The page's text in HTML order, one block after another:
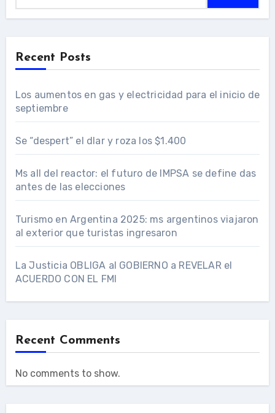
Recent Posts
Los aumentos en gas y electricidad para el inicio de
septiembre
Se “despert” el dlar y roza los $1.400
Ms all del reactor: el futuro de IMPSA se define das
antes de las elecciones
Turismo en Argentina 2025: ms argentinos viajaron
al exterior que turistas ingresaron
La Justicia OBLIGA al GOBIERNO a REVELAR el
ACUERDO CON EL FMI
Recent Comments
No comments to show.